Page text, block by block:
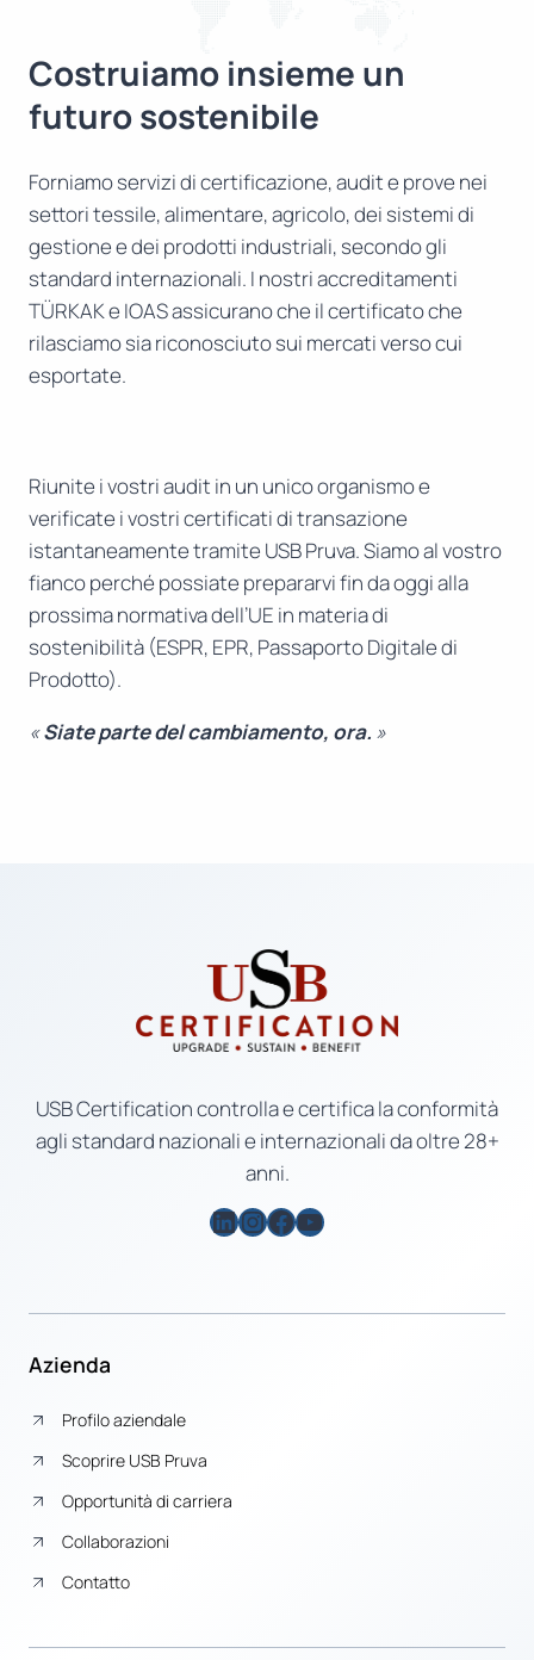
Costruiamo insieme un
futuro sostenibile
Forniamo servizi di certificazione, audit e prove nei
settori tessile, alimentare, agricolo, dei sistemi di
gestione e dei prodotti industriali, secondo gli
standard internazionali. I nostri accreditamenti
TÜRKAK e IOAS assicurano che il certificato che
rilasciamo sia riconosciuto sui mercati verso cui
esportate.
Riunite i vostri audit in un unico organismo e
verificate i vostri certificati di transazione
istantaneamente tramite USB Pruva. Siamo al vostro
fianco perché possiate prepararvi fin da oggi alla
prossima normativa dell’UE in materia di
sostenibilità (ESPR, EPR, Passaporto Digitale di
Prodotto).
«Siate parte del cambiamento, ora. »
USB Certification controlla e certifica la conformità
agli standard nazionali e internazionali da oltre 28+
anni.
LinkedIn
Instagram
Facebook
YouTube
Azienda
Profilo aziendale
Scoprire USB Pruva
Opportunità di carriera
Collaborazioni
Contatto